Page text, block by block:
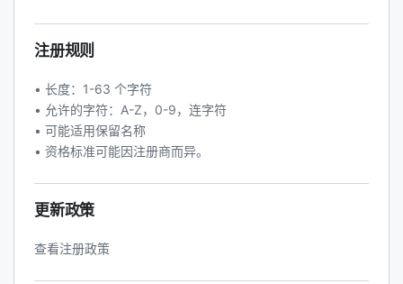
注册规则
• 长度：1-63 个字符
• 允许的字符：A-Z，0-9，连字符
• 可能适用保留名称
• 资格标准可能因注册商而异。
更新政策
查看注册政策